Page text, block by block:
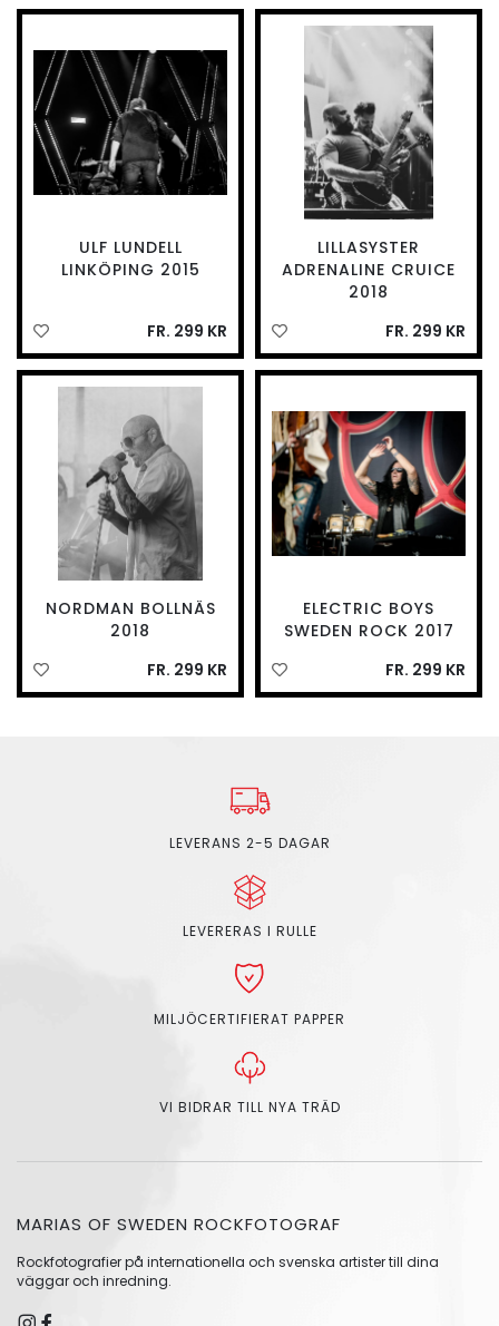
ULF LUNDELL
LINKÖPING 2015
FR. 299 KR
LILLASYSTER
ADRENALINE CRUICE
2018
FR. 299 KR
NORDMAN BOLLNÄS
2018
FR. 299 KR
ELECTRIC BOYS
SWEDEN ROCK 2017
FR. 299 KR
LEVERANS 2-5 DAGAR
LEVERERAS I RULLE
MILJÖCERTIFIERAT PAPPER
VI BIDRAR TILL NYA TRÄD
MARIAS OF SWEDEN ROCKFOTOGRAF
Rockfotografier på internationella och svenska artister till dina
väggar och inredning.